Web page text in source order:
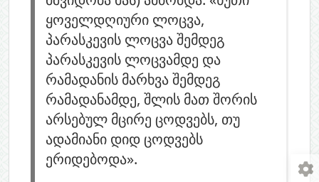
ყოველდღიური ლოცვა,
პარასკევის ლოცვა შემდეგ
პარასკევის ლოცვამდე და
რამადანის მარხვა შემდეგ
რამადანამდე, შლის მათ შორის
არსებულ მცირე ცოდვებს, თუ
ადამიანი დიდ ცოდვებს
ერიდებოდა».